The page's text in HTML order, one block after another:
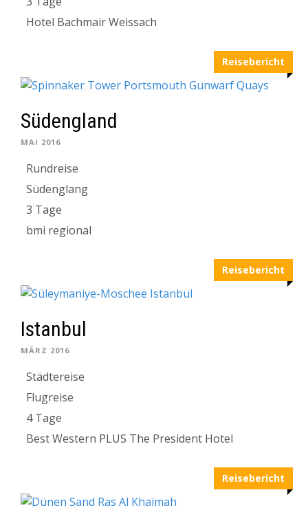
Hotel Bachmair Weissach
Reisebericht
Südengland
MAI 2016
Rundreise
Südenglang
3 Tage
bmi regional
Reisebericht
Istanbul
MÄRZ 2016
Städtereise
Flugreise
4 Tage
Best Western PLUS The President Hotel
Reisebericht